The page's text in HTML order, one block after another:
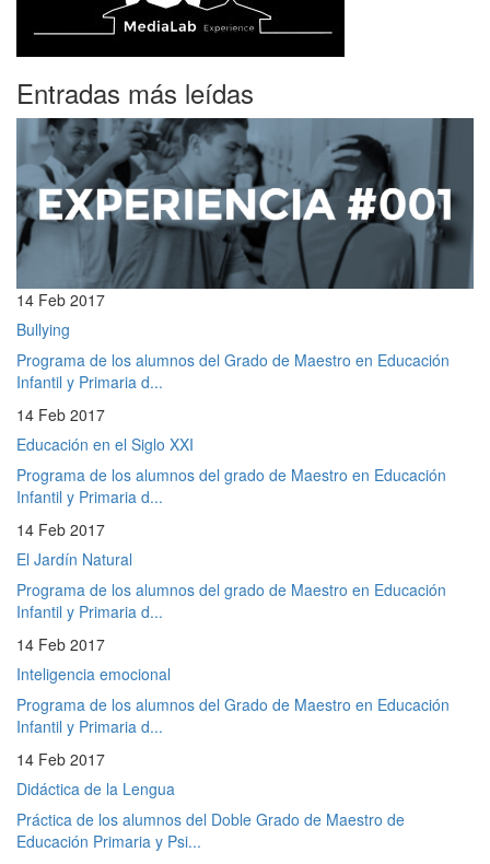
Entradas más leídas
14 Feb 2017
Bullying
Programa de los alumnos del Grado de Maestro en Educación
Infantil y Primaria d...
14 Feb 2017
Educación en el Siglo XXI
Programa de los alumnos del grado de Maestro en Educación
Infantil y Primaria d...
14 Feb 2017
El Jardín Natural
Programa de los alumnos del grado de Maestro en Educación
Infantil y Primaria d...
14 Feb 2017
Inteligencia emocional
Programa de los alumnos del Grado de Maestro en Educación
Infantil y Primaria d...
14 Feb 2017
Didáctica de la Lengua
Práctica de los alumnos del Doble Grado de Maestro de
Educación Primaria y Psi...